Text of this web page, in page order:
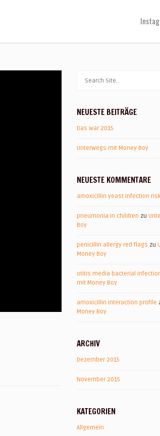
NEUESTE BEITRÄGE
Das war 2015
Unterwegs mit Money Boy
NEUESTE KOMMENTARE
amoxicillin yeast infection
pneumonia in children zu
Boy
penicillin allergy red flags zu
Money Boy
otitis media bacterial
mit Money Boy
amoxicillin interaction profile
Money Boy
ARCHIV
Dezember 2015
November 2015
KATEGORIEN
Allgemein